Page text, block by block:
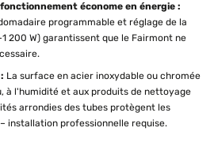
économe en énergie :
programmable et réglage de la
200 W) garantissent que le Fairmont ne
La surface en acier inoxydable ou chromée
à l'humidité et aux produits de nettoyage
arrondies des tubes protègent les
installation professionnelle requise.